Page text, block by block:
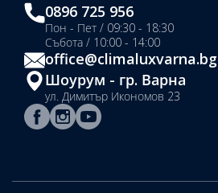
0896 725 956
Пон - Пет / 09:30 - 18:30
Събота / 10:00 - 14:00
office@climaluxvarna.bg
Шоурум - гр. Варна
ул. Димитър Икономов 23